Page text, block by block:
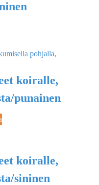
koiralle,
punainen
koiralle,
sininen